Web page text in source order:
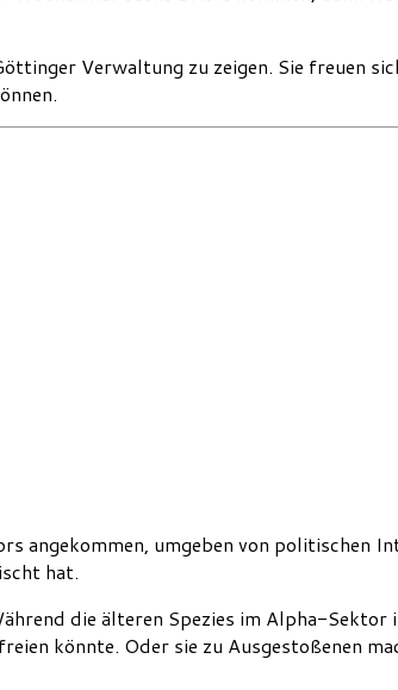
Verwaltung zu zeigen. Sie freuen
angekommen, umgeben von politischen
hat.
die älteren Spezies im Alpha-Sektor
könnte. Oder sie zu Ausgestoßenen